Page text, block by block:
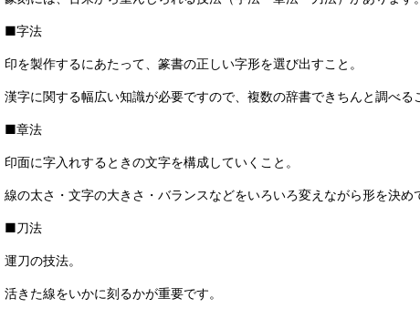
■字法
印を製作するにあたって、篆書の正しい字形を選び出すこと。
漢字に関する幅広い知識が必要ですので、複数の辞書できちんと調べる
■章法
印面に字入れするときの文字を構成していくこと。
線の太さ・文字の大きさ・バランスなどをいろいろ変えながら形を決め
■刀法
運刀の技法。
活きた線をいかに刻るかが重要です。